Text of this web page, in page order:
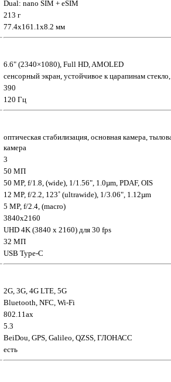
Dual: nano SIM + eSIM
213 г
77.4x161.1x8.2 мм
6.6" (2340×1080), Full HD, AMOLED
сенсорный экран, устойчивое к царапинам
390
120 Гц
оптическая стабилизация, основная камера,
камера
3
50 МП
50 MP, f/1.8, (wide), 1/1.56", 1.0µm, PDAF, OIS
12 MP, f/2.2, 123˚ (ultrawide), 1/3.06", 1.12µm
5 MP, f/2.4, (macro)
3840x2160
UHD 4K (3840 x 2160) для 30 fps
32 МП
USB Type-C
2G, 3G, 4G LTE, 5G
Bluetooth, NFC, Wi-Fi
802.11ax
5.3
BeiDou, GPS, Galileo, QZSS, ГЛОНАСС
есть